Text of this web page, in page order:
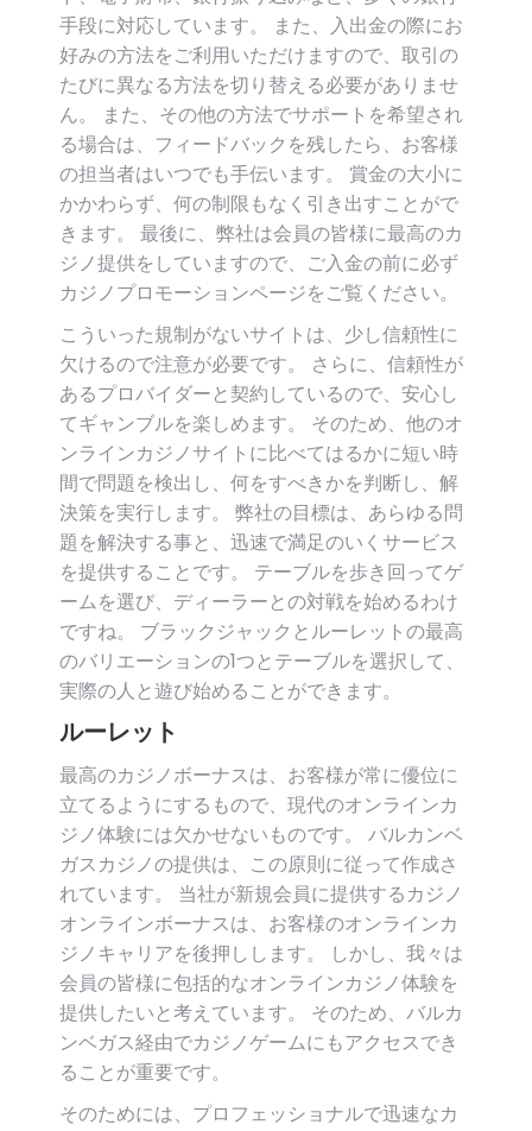
手段に対応しています。 また、入出金の際にお
好みの方法をご利用いただけますので、取引の
たびに異なる方法を切り替える必要がありませ
ん。 また、その他の方法でサポートを希望され
る場合は、フィードバックを残したら、お客様
の担当者はいつでも手伝います。 賞金の大小に
かかわらず、何の制限もなく引き出すことがで
きます。 最後に、弊社は会員の皆様に最高のカ
ジノ提供をしていますので、ご入金の前に必ず
カジノプロモーションページをご覧ください。
こういった規制がないサイトは、少し信頼性に
欠けるので注意が必要です。 さらに、信頼性が
あるプロバイダーと契約しているので、安心し
てギャンブルを楽しめます。 そのため、他のオ
ンラインカジノサイトに比べてはるかに短い時
間で問題を検出し、何をすべきかを判断し、解
決策を実行します。 弊社の目標は、あらゆる問
題を解決する事と、迅速で満足のいくサービス
を提供することです。 テーブルを歩き回ってゲ
ームを選び、ディーラーとの対戦を始めるわけ
ですね。 ブラックジャックとルーレットの最高
のバリエーションの1つとテーブルを選択して、
実際の人と遊び始めることができます。
ルーレット
最高のカジノボーナスは、お客様が常に優位に
立てるようにするもので、現代のオンラインカ
ジノ体験には欠かせないものです。 バルカンベ
ガスカジノの提供は、この原則に従って作成さ
れています。 当社が新規会員に提供するカジノ
オンラインボーナスは、お客様のオンラインカ
ジノキャリアを後押しします。 しかし、我々は
会員の皆様に包括的なオンラインカジノ体験を
提供したいと考えています。 そのため、バルカ
ンベガス経由でカジノゲームにもアクセスでき
ることが重要です。
そのためには、プロフェッショナルで迅速なカ